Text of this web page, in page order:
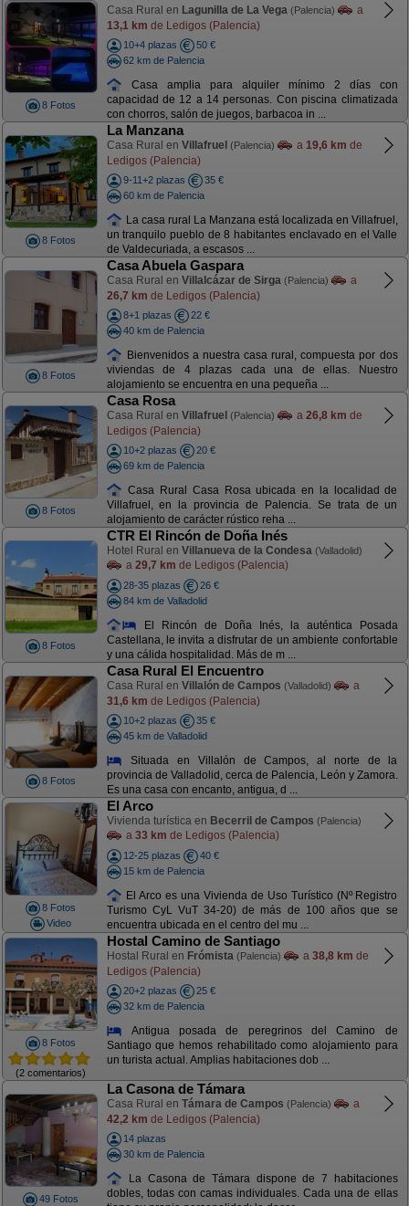
8 Fotos
Casa Rural en Lagunilla de La Vega (Palencia)
a
13,1 km de Ledigos (Palencia)
10+4 plazas
50 €
62 km de Palencia
Casa amplia para alquiler mínimo 2 días con
capacidad de 12 a 14 personas. Con piscina climatizada
con chorros, salón de juegos, barbacoa in ...
8 Fotos
La Manzana
Casa Rural en Villafruel (Palencia) a 19,6 km de
Ledigos (Palencia)
9-11+2 plazas
35 €
60 km de Palencia
La casa rural La Manzana está localizada en Villafruel,
un tranquilo pueblo de 8 habitantes enclavado en el Valle
de Valdecuriada, a escasos ...
8 Fotos
Casa Abuela Gaspara
Casa Rural en Villalcázar de Sirga (Palencia)
a
26,7 km de Ledigos (Palencia)
8+1 plazas
22 €
40 km de Palencia
Bienvenidos a nuestra casa rural, compuesta por dos
viviendas de 4 plazas cada una de ellas. Nuestro
alojamiento se encuentra en una pequeña ...
8 Fotos
Casa Rosa
Casa Rural en Villafruel (Palencia) a 26,8 km de
Ledigos (Palencia)
10+2 plazas
20 €
69 km de Palencia
Casa Rural Casa Rosa ubicada en la localidad de
Villafruel, en la provincia de Palencia. Se trata de un
alojamiento de carácter rústico reha ...
8 Fotos
CTR El Rincón de Doña Inés
Hotel Rural en Villanueva de la Condesa (Valladolid)
a 29,7 km de Ledigos (Palencia)
28-35 plazas
26 €
84 km de Valladolid
El Rincón de Doña Inés, la auténtica Posada
Castellana, le invita a disfrutar de un ambiente confortable
y una cálida hospitalidad. Más de m ...
8 Fotos
Casa Rural El Encuentro
Casa Rural en Villalón de Campos (Valladolid)
a
31,6 km de Ledigos (Palencia)
10+2 plazas
35 €
45 km de Valladolid
Situada en Villalón de Campos, al norte de la
provincia de Valladolid, cerca de Palencia, León y Zamora.
Es una casa con encanto, antigua, d ...
8 Fotos
Video
El Arco
Vivienda turística en Becerril de Campos (Palencia)
a 33 km de Ledigos (Palencia)
12-25 plazas
40 €
15 km de Palencia
El Arco es una Vivienda de Uso Turístico (Nº Registro
Turismo CyL VuT 34-20) de más de 100 años que se
encuentra ubicada en el centro del mu ...
8 Fotos
(2 comentarios)
Hostal Camino de Santiago
Hostal Rural en Frómista (Palencia) a 38,8 km de
Ledigos (Palencia)
20+2 plazas
25 €
32 km de Palencia
Antigua posada de peregrinos del Camino de
Santiago que hemos rehabilitado como alojamiento para
un turista actual. Amplias habitaciones dob ...
49 Fotos
La Casona de Támara
Casa Rural en Támara de Campos (Palencia)
a
42,2 km de Ledigos (Palencia)
14 plazas
30 km de Palencia
La Casona de Támara dispone de 7 habitaciones
dobles, todas con camas individuales. Cada una de ellas